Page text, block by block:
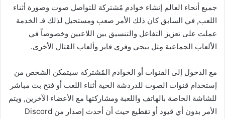
جميع أنحاء العالم إنشاء خوادم مُشتركة للتواصل صوت وصورة أثناء
اللعب, في السابق كان ذلك الأمر صعب ومستحيل لذلك فـ الخدمة
عملت على تعزيز التفاعل والتنسيق بين اللاعبين وخصوصاً في
الألعاب الجماعية مِثل ببجي وفري فاير وألعاب القتال الأخرى.
مع الدخول إلى القنوات أو الخوادم المٌشتركة سيتمكن الشخص من
إستخدام قنوات الصوت للدردشة الحية أثناء اللعب أو فتح بث مباشر
للشاشة الخاصة بالهاتف واللعبة ومشاركتها مع الأعضاء الآخرين, ويتم
الأمر بدون أي قيود أو تقطيع حيث أن أحدث إصدار من Discord